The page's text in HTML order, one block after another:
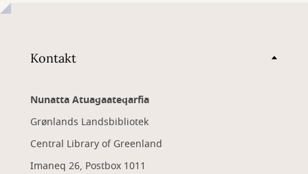
Kontakt
Nunatta Atuagaateqarfia
Grønlands Landsbibliotek
Central Library of Greenland
Imaneq 26, Postbox 1011